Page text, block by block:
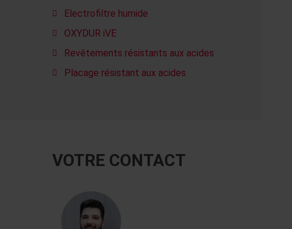
Electrofiltre humide
OXYDUR iVE
Revêtements résistants aux acides
Placage résistant aux acides
VOTRE CONTACT